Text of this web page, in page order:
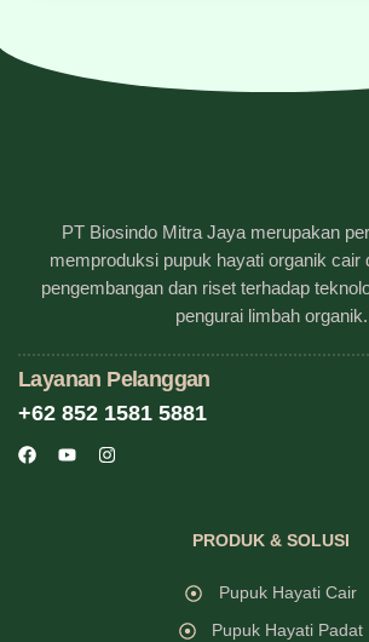
PT Biosindo Mitra Jaya merupakan
memproduksi pupuk hayati organik cair
pengembangan dan riset terhadap
pengurai limbah organik.
Layanan Pelanggan
+62 852 1581 5881
PRODUK & SOLUSI
Pupuk Hayati Cair
Pupuk Hayati Padat